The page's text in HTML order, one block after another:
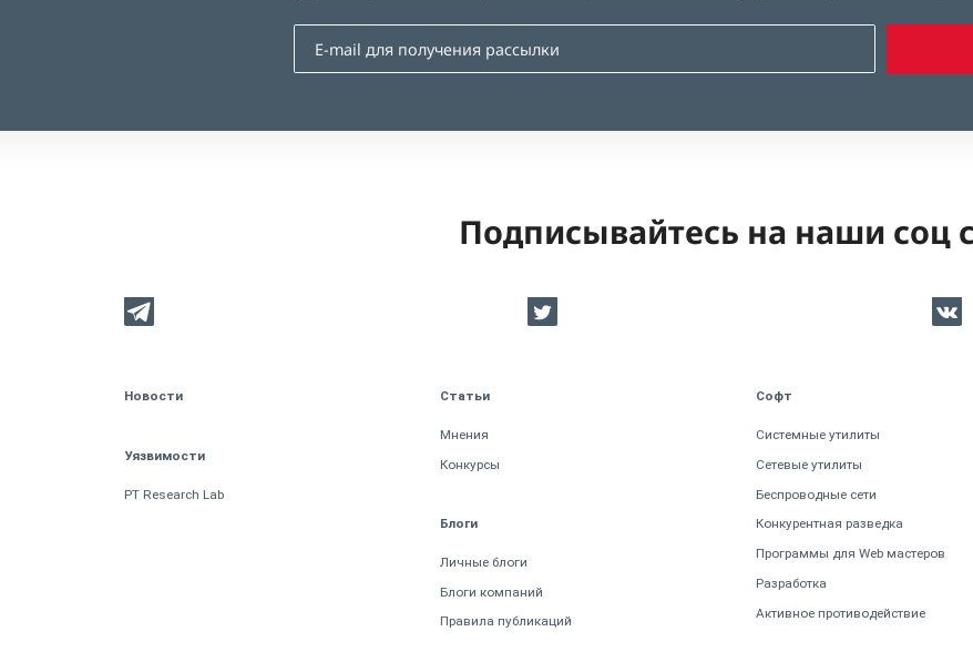
Подписывайтесь на наши соц
Новости
Уязвимости
PT Research Lab
Статьи
Мнения
Конкурсы
Блоги
Личные блоги
Блоги компаний
Правила публикаций
Софт
Системные утилиты
Сетевые утилиты
Беспроводные сети
Конкурентная разведка
Программы для Web мастеров
Разработка
Активное противодействие